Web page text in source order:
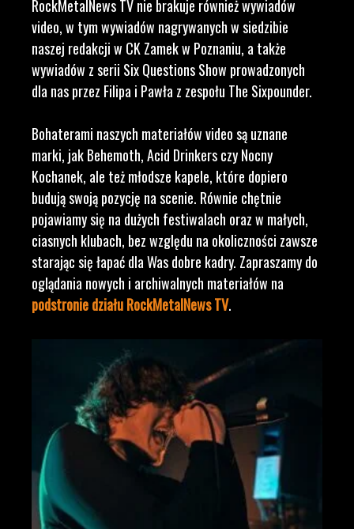
RockMetalNews TV nie brakuje również wywiadów
video, w tym wywiadów nagrywanych w siedzibie
naszej redakcji w CK Zamek w Poznaniu, a także
wywiadów z serii Six Questions Show prowadzonych
dla nas przez Filipa i Pawła z zespołu The Sixpounder.
Bohaterami naszych materiałów video są uznane
marki, jak Behemoth, Acid Drinkers czy Nocny
Kochanek, ale też młodsze kapele, które dopiero
budują swoją pozycję na scenie. Równie chętnie
pojawiamy się na dużych festiwalach oraz w małych,
ciasnych klubach, bez względu na okoliczności zawsze
starając się łapać dla Was dobre kadry. Zapraszamy do
oglądania nowych i archiwalnych materiałów na
podstronie działu RockMetalNews TV.